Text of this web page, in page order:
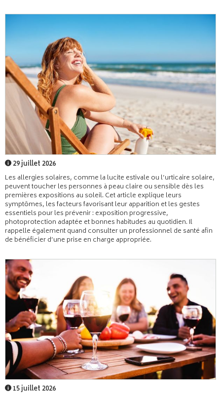
29 juillet 2026
Les allergies solaires, comme la lucite estivale ou l’urticaire solaire,
peuvent toucher les personnes à peau claire ou sensible dès les
premières expositions au soleil. Cet article explique leurs
symptômes, les facteurs favorisant leur apparition et les gestes
essentiels pour les prévenir : exposition progressive,
photoprotection adaptée et bonnes habitudes au quotidien. Il
rappelle également quand consulter un professionnel de santé afin
de bénéficier d’une prise en charge appropriée.
15 juillet 2026